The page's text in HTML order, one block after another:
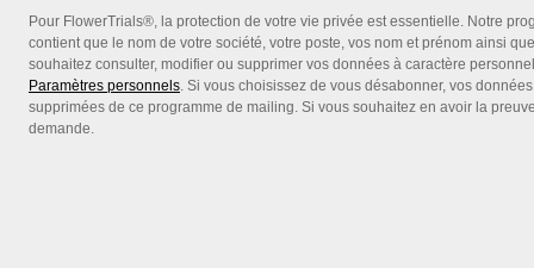
Pour FlowerTrials®, la protection de votre vie privée est essentielle. Notre
contient que le nom de votre société, votre poste, vos nom et prénom ainsi
souhaitez consulter, modifier ou supprimer vos données à caractère
Paramètres personnels. Si vous choisissez de vous désabonner, vos
supprimées de ce programme de mailing. Si vous souhaitez en avoir la
demande.